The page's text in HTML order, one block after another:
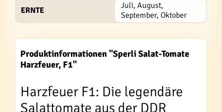
ERNTE
Juli, August,
September, Oktober
Produktinformationen "Sperli Salat-Tomate
Harzfeuer, F1"
Harzfeuer F1: Die legendäre
Salattomate aus der DDR